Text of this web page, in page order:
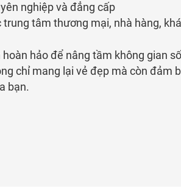
nghiệp và đẳng cấp
trung tâm thương mại, nhà hàng,
hoàn hảo để nâng tầm không gian
chỉ mang lại vẻ đẹp mà còn
bạn.